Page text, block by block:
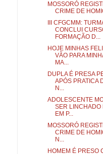
MOSSORÓ
CRIME DE
III CFGCMM:
CONCLUI
FORMAÇÃO D...
HOJE MINHAS
VÃO PARA
MA...
DUPLA É PRESA
APÓS PRATICA
N...
ADOLESCENTE
SER LINCHADO
EM P...
MOSSORÓ
CRIME DE
N...
HOMEM É PRESO